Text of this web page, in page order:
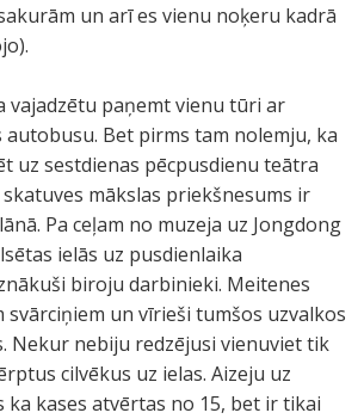
un arī es vienu noķeru kadrā
vajadzētu paņemt vienu tūri ar
autobusu. Bet pirms tam nolemju, ka
uz sestdienas pēcpusdienu teātra
mākslas priekšnesums ir
Pa ceļam no muzeja uz Jongdong
ielās uz pusdienlaika
biroju darbinieki. Meitenes
svārciņiem un vīrieši tumšos uzvalkos
Nekur nebiju redzējusi vienuviet tik
cilvēkus uz ielas. Aizeju uz
ka kases atvērtas no 15, bet ir tikai